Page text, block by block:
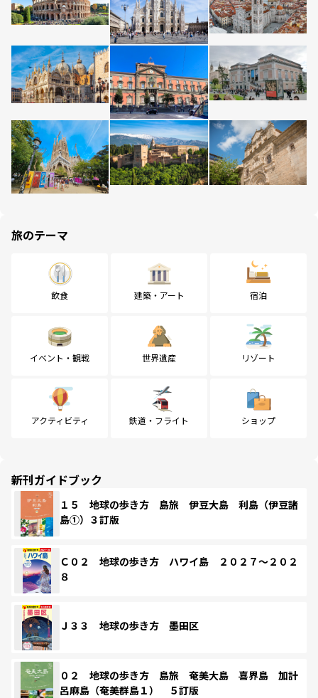
旅のテーマ
飲食 建築・アート 宿泊
イベント・観戦 世界遺産 リゾート
アクティビティ 鉄道・フライト ショップ
新刊ガイドブック
１５ 地球の歩き方 島旅 伊豆大島 利島（伊豆諸
島①）３訂版
Ｃ０２ 地球の歩き方 ハワイ島 ２０２７～２０２
８
Ｊ３３ 地球の歩き方 墨田区
０２ 地球の歩き方 島旅 奄美大島 喜界島 加計
呂麻島（奄美群島１） ５訂版